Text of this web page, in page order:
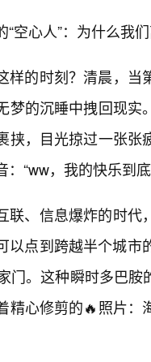
“空心人”：为什么我
样的时刻？清晨，当
梦的沉睡中拽回现
挟，目光掠过一张
：“ww，我的快乐到
联、信息爆炸的时代
以点到跨越半个城
门。这种瞬时多巴
精心修剪的🔥照片